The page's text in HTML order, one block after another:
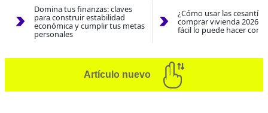
Domina tus finanzas: claves
para construir estabilidad
económica y cumplir tus metas
personales
¿Cómo usar las
comprar vivienda 2026?
fácil lo puede hacer con
Artículo nuevo